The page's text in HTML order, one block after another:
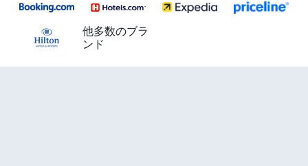
他多数のブラ
ンド